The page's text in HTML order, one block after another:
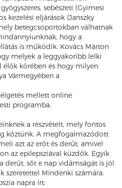
sebészeti (Gyimesi
kezelési eljárások (Janszky
betegcsoportokban válhatnak
hogy a
is működik. Kovács Márton
melyek a leggyakoribb lelki
élők körében és hogy milyen
Vármegyében a
mellett online
programba.
a részvételt, mely fontos
köztünk. A megfogalmazódott
azt az erőt és derűt, amivel
az epilepsziával küzdők. Egyik
derűt, sőt e nap vidámságát is jól
szeretettel Mindenki számára.
napra írt: